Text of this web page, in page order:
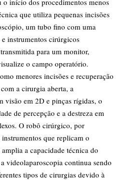
que utiliza pequenas incisões
um tubo fino com uma
instrumentos cirúrgicos
para um monitor,
o campo operatório.
menores incisões e recuperação
a cirurgia aberta, a
visão em 2D e pinças rígidas, o
de percepção e a destreza em
O robô cirúrgico, por
que replicam o
a capacidade técnica do
videolaparoscopia continua sendo
tipos de cirurgias devido à